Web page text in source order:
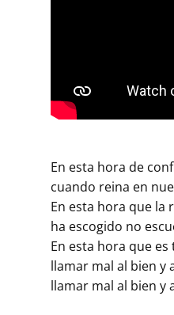
En esta hora de
cuando reina en
En esta hora que la
ha escogido no
En esta hora que
llamar mal al bien y
llamar mal al bien y